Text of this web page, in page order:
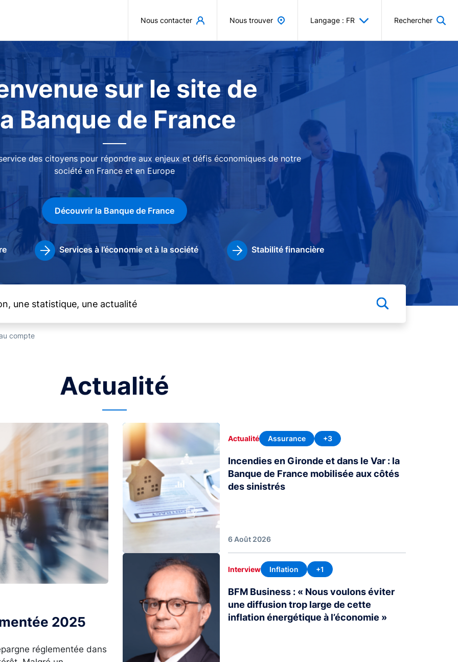
Nous contacter Nous trouver Langage : FR Rechercher
sur le site de
Banque de France
des citoyens pour répondre aux enjeux et défis économiques de notre
société en France et en Europe
Découvrir la Banque de France
Services à l’économie et à la société Stabilité financière
compte
Actualité
2025
réglementée dans
Image
Actualité Assurance +3
Incendies en Gironde et dans le Var : la
Banque de France mobilisée aux côtés
des sinistrés
6 Août 2026
Interview Inflation +1
BFM Business : « Nous voulons éviter
une diffusion trop large de cette
inflation énergétique à l’économie »